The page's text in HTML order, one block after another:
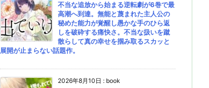
不当な追放から始まる逆転劇が6巻で最
高潮へ到達。無能と蔑まれた主人公の
秘めた能力が覚醒し愚かな手のひら返
しを破砕する痛快さ。不当な扱いを蹴
散らして真の幸せを掴み取るスカッと
展開が止まらない話題作。
2026年8月10日 : book